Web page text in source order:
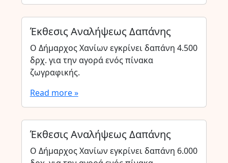
Έκθεσις Αναλήψεως Δαπάνης
Ο Δήμαρχος Χανίων εγκρίνει δαπάνη 4.500
δρχ. για την αγορά ενός πίνακα
ζωγραφικής.
Read more »
Έκθεσις Αναλήψεως Δαπάνης
Ο Δήμαρχος Χανίων εγκρίνει δαπάνη 6.000